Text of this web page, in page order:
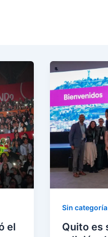
el
Sin categoría
Quito es